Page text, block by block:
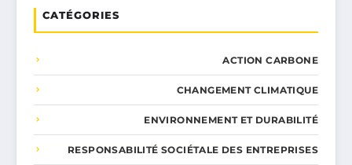
CATÉGORIES
ACTION CARBONE
CHANGEMENT CLIMATIQUE
ENVIRONNEMENT ET DURABILITÉ
RESPONSABILITÉ SOCIÉTALE DES ENTREPRISES